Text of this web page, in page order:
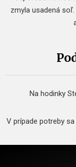
zmyla usadená
Na hodinky
V prípade potreby